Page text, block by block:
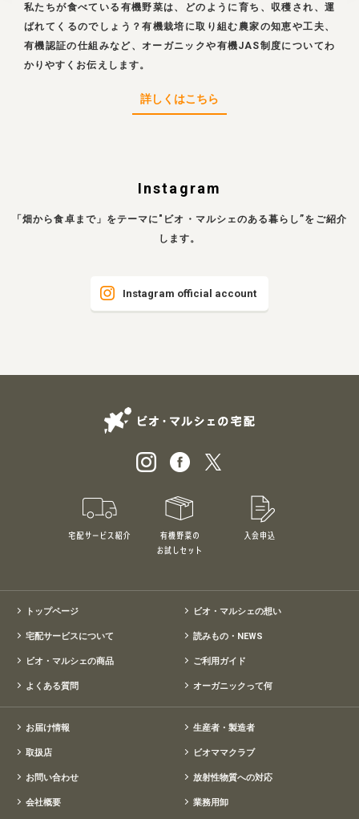
私たちが食べている有機野菜は、どのように育ち、収穫され、運
ばれてくるのでしょう？有機栽培に取り組む農家の知恵や工夫、
有機認証の仕組みなど、オーガニックや有機JAS制度についてわ
かりやすくお伝えします。
詳しくはこちら
Instagram
「畑から食卓まで」をテーマに"ビオ・マルシェのある暮らし”をご紹介
します。
Instagram official account
宅配サービス紹介 有機野菜のお試しセット
トップページ ビオ・マルシェの想い
宅配サービスについて 読みもの・NEWS
ビオ・マルシェの商品 ご利用ガイド
よくある質問 オーガニックって何
お届け情報 生産者・製造者
取扱店 ビオママクラブ
お問い合わせ 放射性物質への対応
会社概要 業務用卸